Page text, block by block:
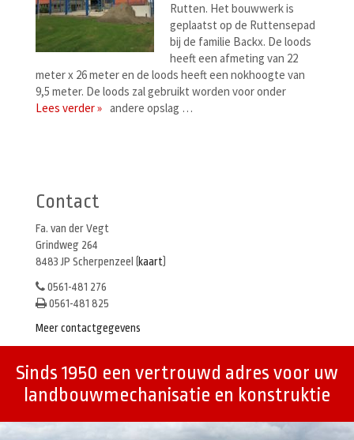
Rutten. Het bouwwerk is
geplaatst op de Ruttensepad
bij de familie Backx. De loods
heeft een afmeting van 22
meter x 26 meter en de loods heeft een nokhoogte van
9,5 meter. De loods zal gebruikt worden voor onder
andere opslag …
Lees verder »
Contact
Fa. van der Vegt
Grindweg 264
8483 JP Scherpenzeel (
kaart
0561-481 276
0561-481 825
Meer contactgegevens
Sinds 1950 een vertrouwd adres voor uw
landbouwmechanisatie en konstruktie